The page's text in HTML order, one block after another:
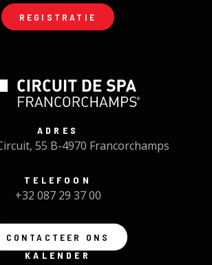
REGISTRATIE
ADRES
55 B-4970 Francorchamps
TELEFOON
+32 087 29 37 00
CONTACTEER ONS
KALENDER